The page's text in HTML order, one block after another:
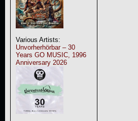
Various Artists:
Unvorherhörbar – 30
Years GO MUSIC, 1996
Anniversary 2026